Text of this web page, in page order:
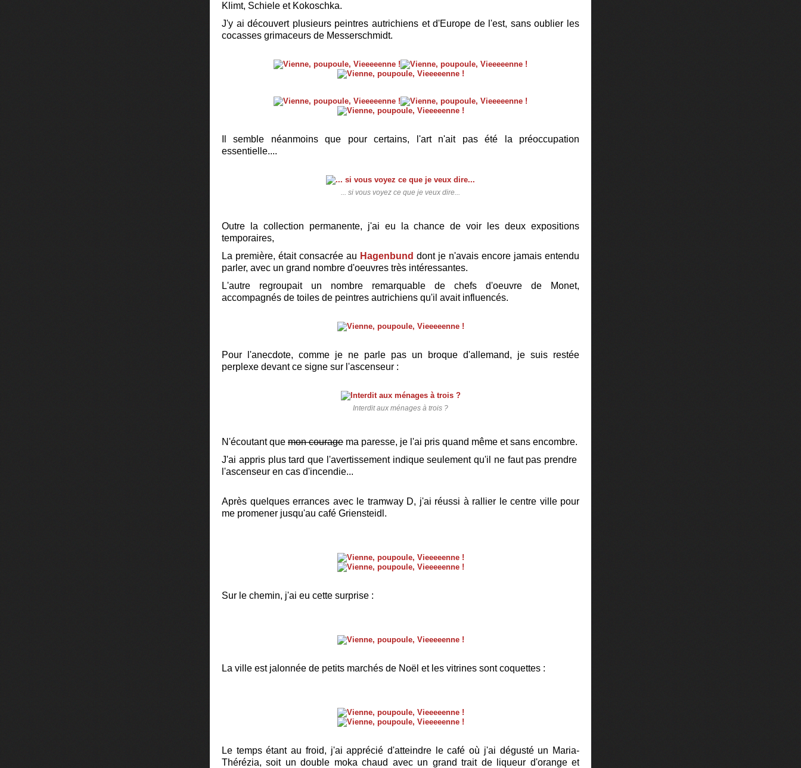
Klimt, Schiele et Kokoschka.
J'y ai découvert plusieurs peintres autrichiens et d'Europe de l'est, sans oublier les
cocasses grimaceurs de Messerschmidt.
Il semble néanmoins que pour certains, l'art n'ait pas été la préoccupation
essentielle....
... si vous voyez ce que je veux dire...
Outre la collection permanente, j'ai eu la chance de voir les deux expositions
temporaires,
La première, était consacrée au Hagenbund dont je n'avais encore jamais entendu
parler, avec un grand nombre d'oeuvres très intéressantes.
L'autre regroupait un nombre remarquable de chefs d'oeuvre de Monet,
accompagnés de toiles de peintres autrichiens qu'il avait influencés.
Pour l'anecdote, comme je ne parle pas un broque d'allemand, je suis restée
perplexe devant ce signe sur l'ascenseur :
Interdit aux ménages à trois ?
N'écoutant que mon courage ma paresse, je l'ai pris quand même et sans encombre.
J'ai appris plus tard que l'avertissement indique seulement qu'il ne faut pas prendre
l'ascenseur en cas d'incendie...
Après quelques errances avec le tramway D, j'ai réussi à rallier le centre ville pour
me promener jusqu'au café Griensteidl.
Sur le chemin, j'ai eu cette surprise :
La ville est jalonnée de petits marchés de Noël et les vitrines sont coquettes :
Le temps étant au froid, j'ai apprécié d'atteindre le café où j'ai dégusté un Maria-
Thérézia, soit un double moka chaud avec un grand trait de liqueur d'orange et